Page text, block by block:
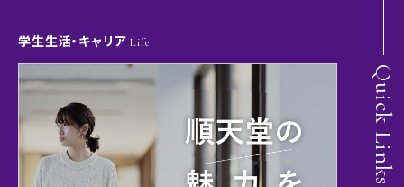
Quick Links
学生生活・キャリアLife